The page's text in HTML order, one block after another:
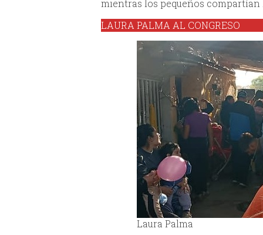
mientras los pequeños compartían
LAURA PALMA AL CONGRESO
Laura Palma